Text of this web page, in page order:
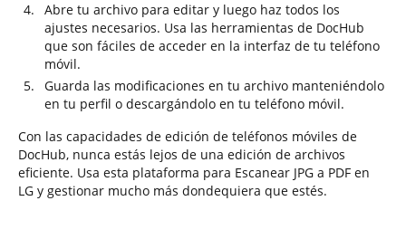
Abre tu archivo para editar y luego haz todos los
ajustes necesarios. Usa las herramientas de DocHub
que son fáciles de acceder en la interfaz de tu teléfono
móvil.
Guarda las modificaciones en tu archivo manteniéndolo
en tu perfil o descargándolo en tu teléfono móvil.
Con las capacidades de edición de teléfonos móviles de
DocHub, nunca estás lejos de una edición de archivos
eficiente. Usa esta plataforma para Escanear JPG a PDF en
LG y gestionar mucho más dondequiera que estés.